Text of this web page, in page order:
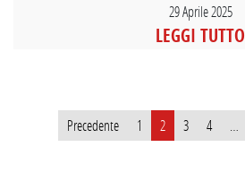
29 Aprile 2025
LEGGI TUTTO
PaginazionePrecedente 1 2 3 4